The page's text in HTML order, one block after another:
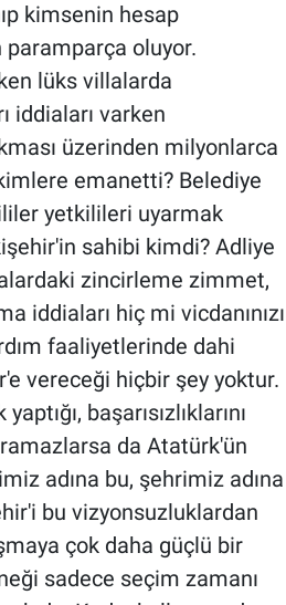
kimsenin hesap
paramparça oluyor.
lüks villalarda
iddiaları varken
üzerinden milyonlarca
emanetti? Belediye
yetkilileri uyarmak
sahibi kimdi? Adliye
zincirleme zimmet,
iddiaları hiç mi vicdanınızı
faaliyetlerinde dahi
vereceği hiçbir şey yoktur.
başarısızlıklarını
da Atatürk'ün
adına bu, şehrimiz adına
bu vizyonsuzluklardan
çok daha güçlü bir
sadece seçim zamanı